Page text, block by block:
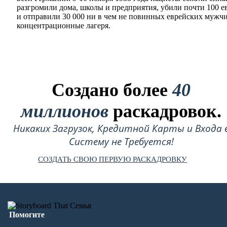
разгромили дома, школы и предприятия, убили почти 100
и отправили 30 000 ни в чем не повинных еврейских
концентрационные лагеря.
Создано более40
миллионов раскадровок.
Никаких Загрузок, Кредитной Карты и Входа
Систему не Требуется!
СОЗДАТЬ СВОЮ ПЕРВУЮ РАСКАДРОВКУ
Помогите